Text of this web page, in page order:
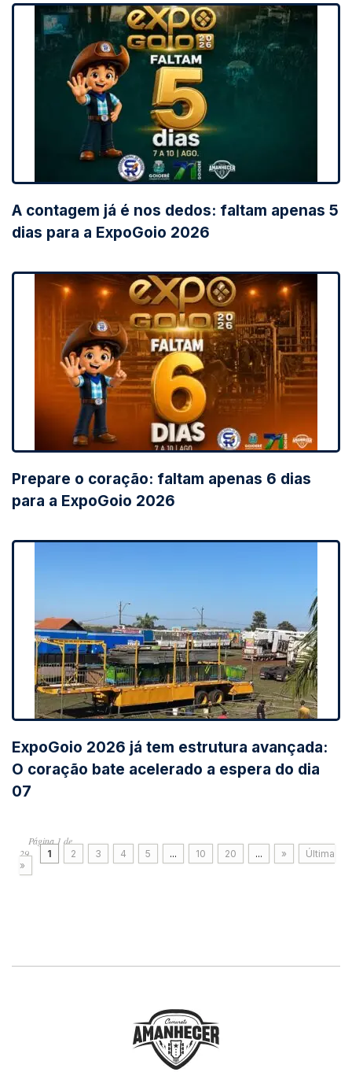
A contagem já é nos dedos: faltam apenas 5
dias para a ExpoGoio 2026
Prepare o coração: faltam apenas 6 dias
para a ExpoGoio 2026
ExpoGoio 2026 já tem estrutura avançada:
O coração bate acelerado a espera do dia
07
Página 1 de
29
1 2 3 4 5 ... 10 20 ... »
Última
»